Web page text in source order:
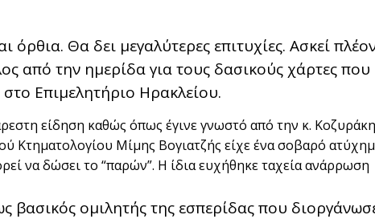
όρθια. Θα δει μεγαλύτερες επιτυχίες. Ασκεί
από την ημερίδα για τους δασικούς χάρτες που
Επιμελητήριο Ηρακλείου.
είδηση καθώς όπως έγινε γνωστό από την κ.
Κτηματολογίου Μίμης Βογιατζής είχε ένα σοβαρό
να δώσει το “παρών”. Η ίδια ευχήθηκε ταχεία ανάρρωση
βασικός ομιλητής της εσπερίδας που